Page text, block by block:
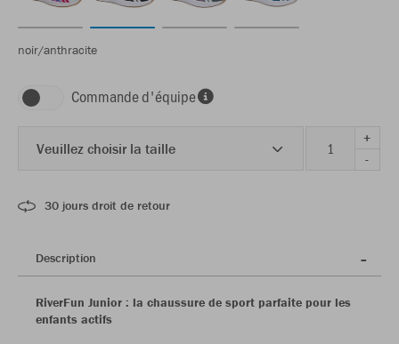
noir/anthracite
Commande d'équipe
Veuillez choisir la taille
+
-
30 jours droit de retour
Description
RiverFun Junior : la chaussure de sport parfaite pour les
enfants actifs